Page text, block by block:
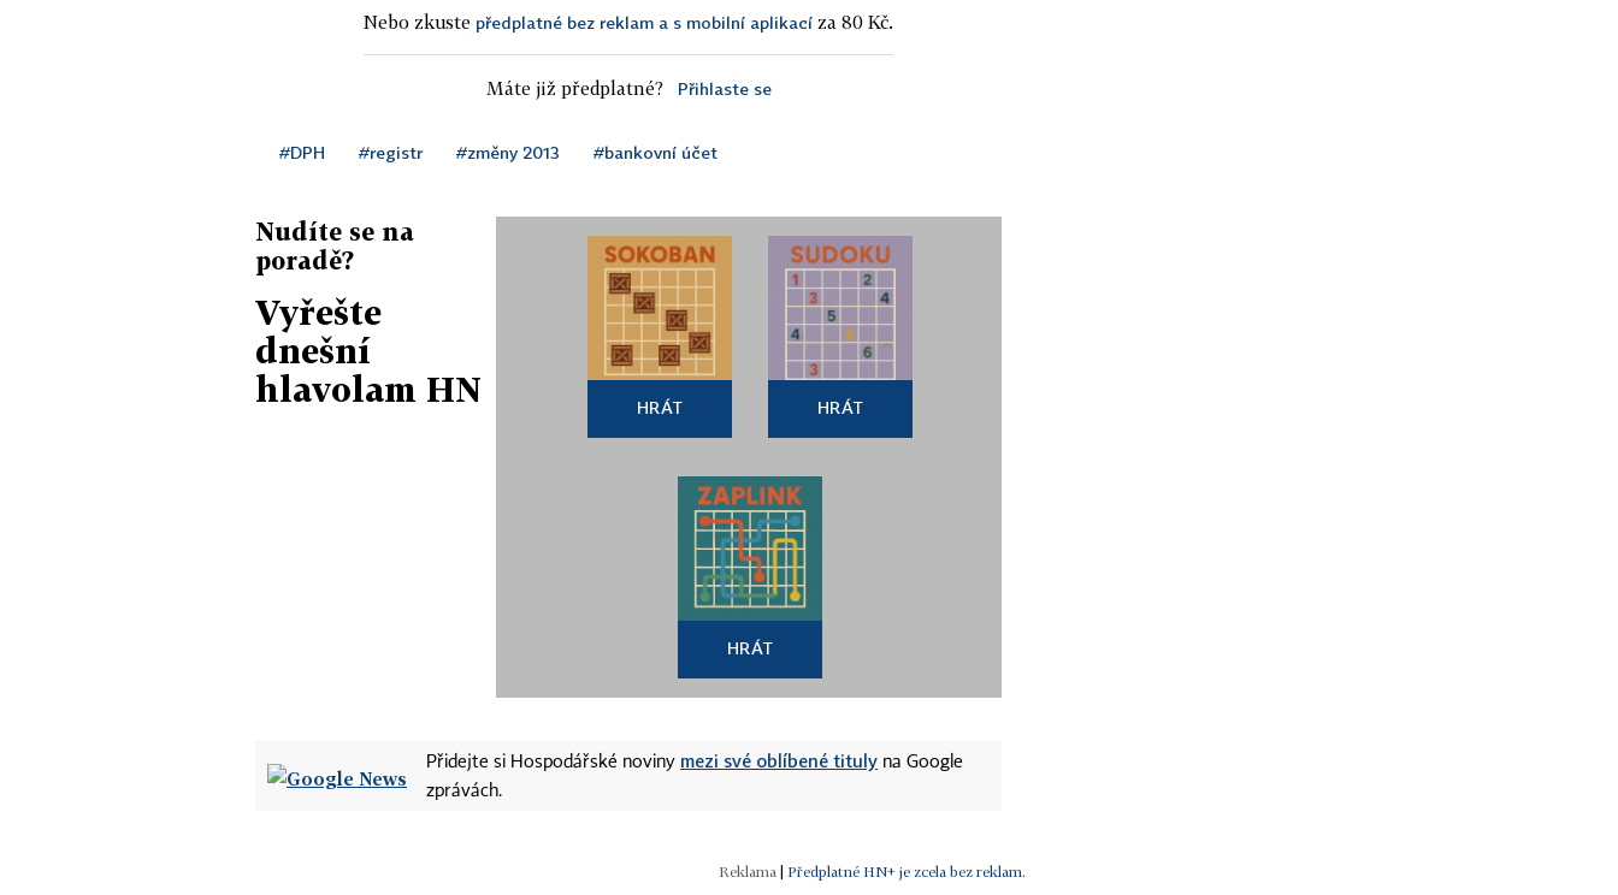
Nebo zkuste předplatné bez reklam a s mobilní aplikací za 80 Kč.
Máte již předplatné? Přihlaste se
#DPH #registr #změny 2013 #bankovní účet
Nudíte se na
poradě?
Vyřešte
dnešní
hlavolam HN
HRÁT HRÁT
HRÁT
Přidejte si Hospodářské noviny mezi své oblíbené tituly na Google
zprávách.
| Předplatné HN+ je zcela bez reklam.